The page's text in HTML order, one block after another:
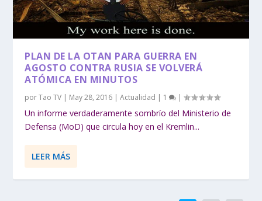
PLAN DE LA OTAN PARA GUERRA EN
AGOSTO CONTRA RUSIA SE VOLVERÁ
ATÓMICA EN MINUTOS
porTao TV | May 28, 2016 |Actualidad | 1 |
Un informe verdaderamente sombrío del Ministerio de
Defensa (MoD) que circula hoy en el Kremlin...
LEER MÁS